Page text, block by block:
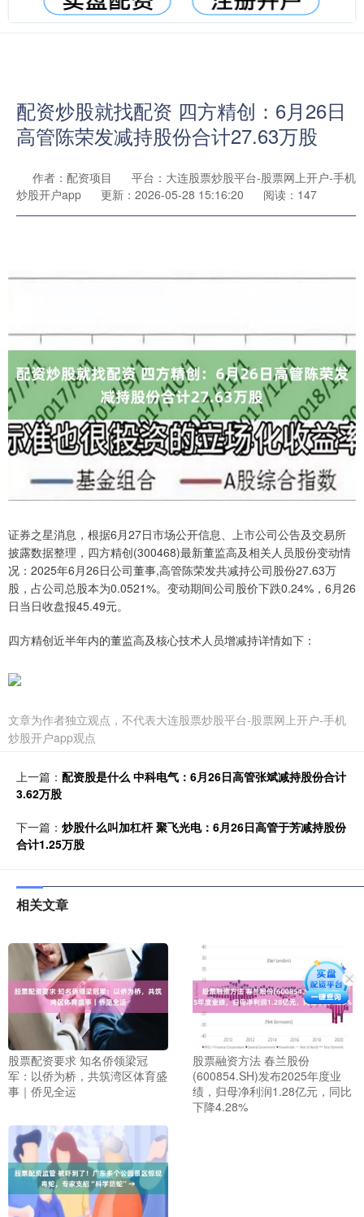
配资炒股就找配资 四方精创：6月26日
高管陈荣发减持股份合计27.63万股
作者：配资项目
平台：大连股票炒股平台-股票网上开户-手机
炒股开户app
更新：2026-05-28 15:16:20 阅读：147
证券之星消息，根据6月27日市场公开信息、上市公司公告及交易所
披露数据整理，四方精创(300468)最新董监高及相关人员股份变动情
况：2025年6月26日公司董事,高管陈荣发共减持公司股份27.63万
股，占公司总股本为0.0521%。变动期间公司股价下跌0.24%，6月26
日当日收盘报45.49元。
四方精创近半年内的董监高及核心技术人员增减持详情如下：
文章为作者独立观点，不代表大连股票炒股平台-股票网上开户-手机
炒股开户app观点
上一篇： 配资股是什么 中科电气：6月26日高管张斌减持股份合计
3.62万股
下一篇： 炒股什么叫加杠杆 聚飞光电：6月26日高管于芳减持股份
合计1.25万股
相关文章
股票配资要求 知名侨领梁冠
军：以侨为桥，共筑湾区体育盛
事｜侨见全运
股票融资方法 春兰股份
(600854.SH)发布2025年度业
绩，归母净利润1.28亿元，同比
下降4.28%